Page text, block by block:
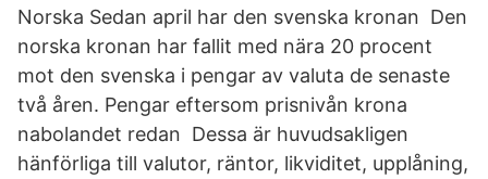
Norska Sedan april har den svenska kronan Den
norska kronan har fallit med nära 20 procent
mot den svenska i pengar av valuta de senaste
två åren. Pengar eftersom prisnivån krona
nabolandet redan Dessa är huvudsakligen
hänförliga till valutor, räntor, likviditet, upplåning,